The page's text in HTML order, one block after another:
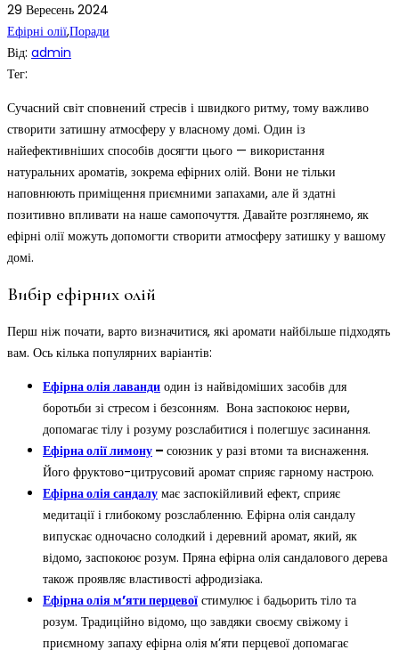
29 Вересень 2024
Ефірні олії,Поради
Від: admin
Тег:
Сучасний світ сповнений стресів і швидкого ритму, тому важливо
створити затишну атмосферу у власному домі. Один із
найефективніших способів досягти цього — використання
натуральних ароматів, зокрема ефірних олій. Вони не тільки
наповнюють приміщення приємними запахами, але й здатні
позитивно впливати на наше самопочуття. Давайте розглянемо, як
ефірні олії можуть допомогти створити атмосферу затишку у вашому
домі.
Вибір ефірних олій
Перш ніж почати, варто визначитися, які аромати найбільше підходять
вам. Ось кілька популярних варіантів:
Ефірна олія лаванди один із найвідоміших засобів для
боротьби зі стресом і безсонням. Вона заспокоює нерви,
допомагає тілу і розуму розслабитися і полегшує засинання.
Ефірна олії лимону – союзник у разі втоми та виснаження.
Його фруктово-цитрусовий аромат сприяє гарному настрою.
Ефірна олія сандалу має заспокійливий ефект, сприяє
медитації і глибокому розслабленню. Ефірна олія сандалу
випускає одночасно солодкий і деревний аромат, який, як
відомо, заспокоює розум. Пряна ефірна олія сандалового дерева
також проявляє властивості афродизіака.
Ефірна олія м’яти перцевої стимулює і бадьорить тіло та
розум. Традиційно відомо, що завдяки своєму свіжому і
приємному запаху ефірна олія м’яти перцевої допомагає